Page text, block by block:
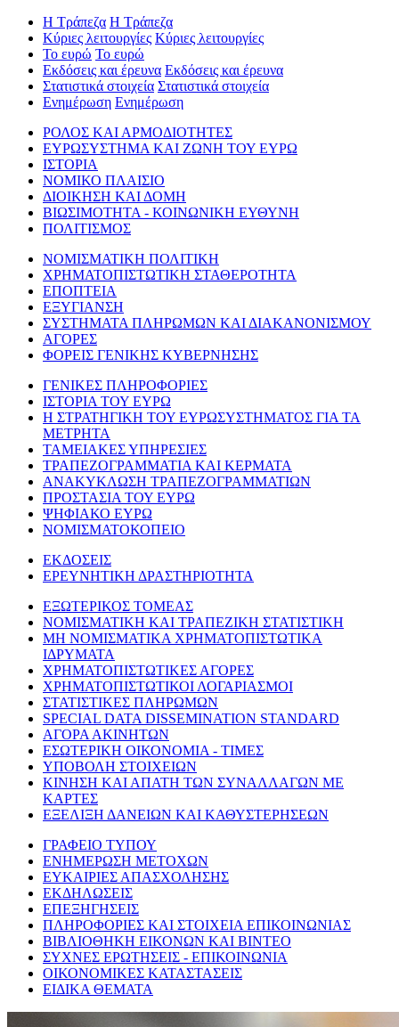
Η Τράπεζα Η Τράπεζα
Κύριες λειτουργίες Κύριες λειτουργίες
Το ευρώ Το ευρώ
Εκδόσεις και έρευνα Εκδόσεις και έρευνα
Στατιστικά στοιχεία Στατιστικά στοιχεία
Ενημέρωση Ενημέρωση
ΡΟΛΟΣ ΚΑΙ ΑΡΜΟΔΙΟΤΗΤΕΣ
ΕΥΡΩΣΥΣΤΗΜΑ ΚΑΙ ΖΩΝΗ ΤΟΥ ΕΥΡΩ
ΙΣΤΟΡΙΑ
ΝΟΜΙΚΟ ΠΛΑΙΣΙΟ
ΔΙΟΙΚΗΣΗ ΚΑΙ ΔΟΜΗ
ΒΙΩΣΙΜΟΤΗΤΑ - ΚΟΙΝΩΝΙΚΗ ΕΥΘΥΝΗ
ΠΟΛΙΤΙΣΜΟΣ
ΝΟΜΙΣΜΑΤΙΚΗ ΠΟΛΙΤΙΚΗ
ΧΡΗΜΑΤΟΠΙΣΤΩΤΙΚΗ ΣΤΑΘΕΡΟΤΗΤΑ
ΕΠΟΠΤΕΙΑ
ΕΞΥΓΙΑΝΣΗ
ΣΥΣΤΗΜΑΤΑ ΠΛΗΡΩΜΩΝ ΚΑΙ ΔΙΑΚΑΝΟΝΙΣΜΟΥ
ΑΓΟΡΕΣ
ΦΟΡΕΙΣ ΓΕΝΙΚΗΣ ΚΥΒΕΡΝΗΣΗΣ
ΓΕΝΙΚΕΣ ΠΛΗΡΟΦΟΡΙΕΣ
ΙΣΤΟΡΙΑ ΤΟΥ ΕΥΡΩ
Η ΣΤΡΑΤΗΓΙΚΗ ΤΟΥ ΕΥΡΩΣΥΣΤΗΜΑΤΟΣ ΓΙΑ ΤΑ
ΜΕΤΡΗΤΑ
ΤΑΜΕΙΑΚΕΣ ΥΠΗΡΕΣΙΕΣ
ΤΡΑΠΕΖΟΓΡΑΜΜΑΤΙΑ ΚΑΙ ΚΕΡΜΑΤΑ
ΑΝΑΚΥΚΛΩΣΗ ΤΡΑΠΕΖΟΓΡΑΜΜΑΤΙΩΝ
ΠΡΟΣΤΑΣΙΑ ΤΟΥ ΕΥΡΩ
ΨΗΦΙΑΚΟ ΕΥΡΩ
ΝΟΜΙΣΜΑΤΟΚΟΠΕΙΟ
ΕΚΔΟΣΕΙΣ
ΕΡΕΥΝΗΤΙΚΗ ΔΡΑΣΤΗΡΙΟΤΗΤΑ
ΕΞΩΤΕΡΙΚΟΣ ΤΟΜΕΑΣ
ΝΟΜΙΣΜΑΤΙΚΗ ΚΑΙ ΤΡΑΠΕΖΙΚΗ ΣΤΑΤΙΣΤΙΚΗ
ΜΗ ΝΟΜΙΣΜΑΤΙΚΑ ΧΡΗΜΑΤΟΠΙΣΤΩΤΙΚΑ
ΙΔΡΥΜΑΤΑ
ΧΡΗΜΑΤΟΠΙΣΤΩΤΙΚΕΣ ΑΓΟΡΕΣ
ΧΡΗΜΑΤΟΠΙΣΤΩΤΙΚΟΙ ΛΟΓΑΡΙΑΣΜΟΙ
ΣΤΑΤΙΣΤΙΚΕΣ ΠΛΗΡΩΜΩΝ
SPECIAL DATA DISSEMINATION STANDARD
ΑΓΟΡΑ ΑΚΙΝΗΤΩΝ
ΕΣΩΤΕΡΙΚΗ ΟΙΚΟΝΟΜΙΑ - ΤΙΜΕΣ
ΥΠΟΒΟΛΗ ΣΤΟΙΧΕΙΩΝ
ΚΙΝΗΣΗ ΚΑΙ ΑΠΑΤΗ ΤΩΝ ΣΥΝΑΛΛΑΓΩΝ ΜΕ
ΚΑΡΤΕΣ
ΕΞΕΛΙΞΗ ΔΑΝΕΙΩΝ ΚΑΙ ΚΑΘΥΣΤΕΡΗΣΕΩΝ
ΓΡΑΦΕΙΟ ΤΥΠΟΥ
ΕΝΗΜΕΡΩΣΗ ΜΕΤΟΧΩΝ
ΕΥΚΑΙΡΙΕΣ ΑΠΑΣΧΟΛΗΣΗΣ
ΕΚΔΗΛΩΣΕΙΣ
ΕΠΕΞΗΓΗΣΕΙΣ
ΠΛΗΡΟΦΟΡΙΕΣ ΚΑΙ ΣΤΟΙΧΕΙΑ ΕΠΙΚΟΙΝΩΝΙΑΣ
ΒΙΒΛΙΟΘΗΚΗ ΕΙΚΟΝΩΝ ΚΑΙ ΒΙΝΤΕΟ
ΣΥΧΝΕΣ ΕΡΩΤΗΣΕΙΣ - ΕΠΙΚΟΙΝΩΝΙΑ
ΟΙΚΟΝΟΜΙΚΕΣ ΚΑΤΑΣΤΑΣΕΙΣ
ΕΙΔΙΚΑ ΘΕΜΑΤΑ